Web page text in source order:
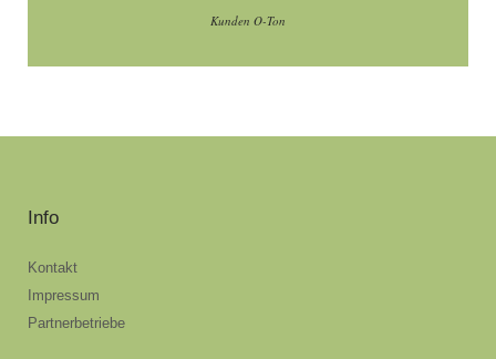
Kunden O-Ton
Info
Kontakt
Impressum
Partnerbetriebe